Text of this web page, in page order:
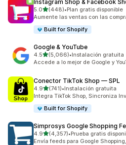
Instagram Shop & Facebook
5.0de 5 estrellas
(448)
448 reseñas en total
•Plan gratis disponible
Aumente las ventas con las
Built for Shopify
Google & YouTube
4.5de 5 estrellas
(5,066)
5066 reseñas en total
•Instalación gratuita
Accede a lo mejor de Google y
Conector TikTok Shop — SPL
4.9de 5 estrellas
(741)
741 reseñas en total
•Instalación gratuita
Integra TikTok Shop, Sincroniza
Built for Shopify
Simprosys Google Shopping
4.9de 5 estrellas
(4,357)
4357 reseñas en total
•Prueba gratis
Envía feeds para Google